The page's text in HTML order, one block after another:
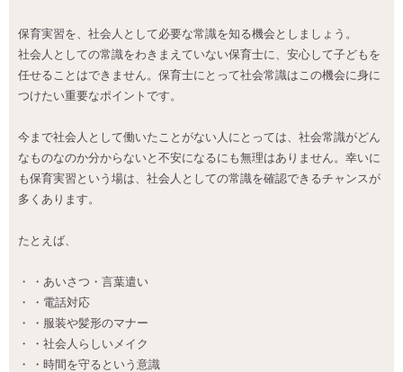
保育実習を、社会人として必要な常識を知る機会としましょう。
社会人としての常識をわきまえていない保育士に、安心して子どもを
任せることはできません。保育士にとって社会常識はこの機会に身に
つけたい重要なポイントです。
今まで社会人として働いたことがない人にとっては、社会常識がどん
なものなのか分からないと不安になるにも無理はありません。幸いに
も保育実習という場は、社会人としての常識を確認できるチャンスが
多くあります。
たとえば、
・あいさつ・言葉遣い
・電話対応
・服装や髪形のマナー
・社会人らしいメイク
・時間を守るという意識